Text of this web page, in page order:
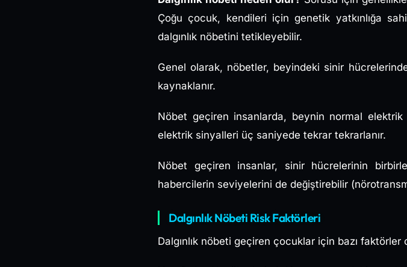
Çoğu çocuk, kendileri için genetik yatkınlığa
dalgınlık nöbetini tetikleyebilir.
Genel olarak, nöbetler, beyindeki sinir
kaynaklanır.
Nöbet geçiren insanlarda, beynin normal elektrik
elektrik sinyalleri üç saniyede tekrar tekrarlanır.
Nöbet geçiren insanlar, sinir hücrelerinin
habercilerin seviyelerini de değiştirebilir
Dalgınlık Nöbeti Risk Faktörleri
Dalgınlık nöbeti geçiren çocuklar için bazı faktörler